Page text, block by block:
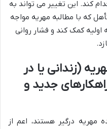
کند. این تغییر می تواند به
که با مطالبه مهریه مواجه
پس از پرداخت ۱۴ سکه اولیه کمک کند و فشار روانی
(زندانی یا در
جدید و
مهریه درگیر هستند، اعم از